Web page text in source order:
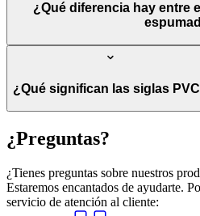
¿Qué diferencia hay entre
¿Qué significan las siglas
¿Preguntas?
¿Tienes preguntas sobre nuestros
Estaremos encantados de ayudarte.
servicio de atención al cliente: